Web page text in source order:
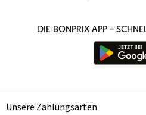
Die bonprix App –
Unsere Zahlungsarten